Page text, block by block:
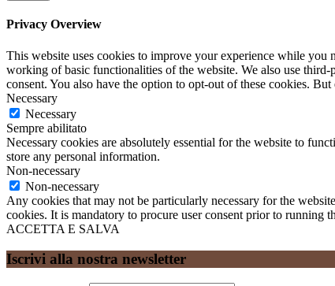
Privacy Overview
This website uses cookies to improve your experience while you
working of basic functionalities of the website. We also use
consent. You also have the option to opt-out of these cookies.
Necessary
Necessary
Sempre abilitato
Necessary cookies are absolutely essential for the website to
store any personal information.
Non-necessary
Non-necessary
Any cookies that may not be particularly necessary for the
cookies. It is mandatory to procure user consent prior to running
ACCETTA E SALVA
Iscrivi alla nostra newsletter